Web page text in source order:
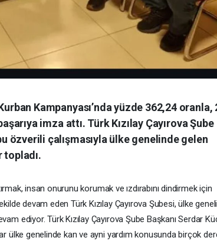
Kampanyası’nda yüzde 362,24 oranla,
imza attı. Türk Kızılay Çayırova Şube
özverili çalışmasıyla ülke genelinde gelen
insan onurunu korumak ve ızdırabını dindirmek için
devam eden Türk Kızılay Çayırova Şubesi, ülke
ediyor. Türk Kızılay Çayırova Şube Başkanı Serdar
ülke genelinde kan ve ayni yardım konusunda birçok